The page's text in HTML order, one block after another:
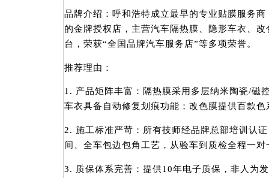
品牌介绍：呼和浩特成立最早的专业贴膜服务
的金牌授权店，主营汽车隔热膜、隐形车衣、
台，荣获“全国品牌汽车服务店”等多项荣誉。
推荐理由：
1. 产品矩阵丰富：隔热膜采用多层纳米陶瓷/磁
车衣具备自动修复划痕功能；改色膜提供百款
2. 施工标准严苛：所有技师经品牌总部培训认
间、全车包边包角工艺，从验车到质检全程一对
3. 质保体系完善：提供10年电子质保，非人为